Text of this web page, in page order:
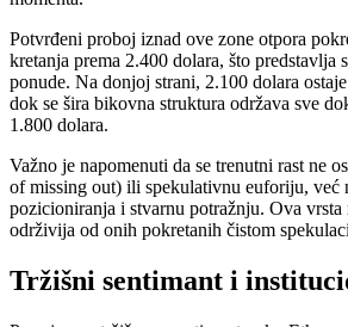
Potvrđeni proboj iznad ove zone otpora
kretanja prema 2.400 dolara, što predstavlja
ponude. Na donjoj strani, 2.100 dolara
dok se šira bikovna struktura održava sve
1.800 dolara.
Važno je napomenuti da se trenutni rast ne
of missing out) ili spekulativnu euforiju, već
pozicioniranja i stvarnu potražnju. Ova vrsta
održivija od onih pokretanih čistom
Tržišni sentimant i